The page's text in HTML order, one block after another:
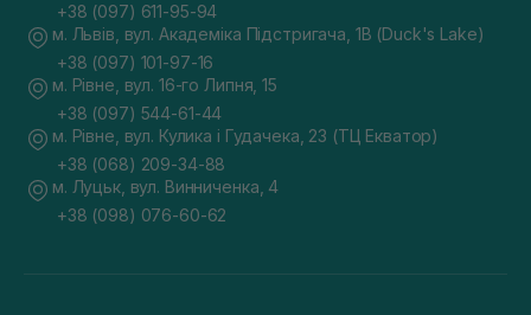
+38 (097) 611-95-94
м. Львів, вул. Академіка Підстригача, 1В (Duck's Lake)
+38 (097) 101-97-16
м. Рівне, вул. 16-го Липня, 15
+38 (097) 544-61-44
м. Рівне, вул. Кулика і Гудачека, 23 (ТЦ Екватор)
+38 (068) 209-34-88
м. Луцьк, вул. Винниченка, 4
+38 (098) 076-60-62